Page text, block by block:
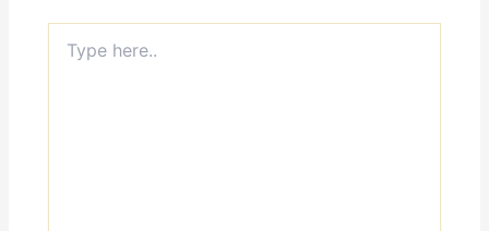
here..